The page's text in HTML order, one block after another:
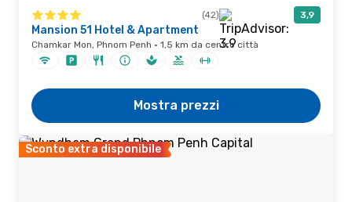
(42) 3,9
Mansion 51 Hotel & Apartment
Chamkar Mon, Phnom Penh · 1,5 km da centro città
Mostra prezzi
Sconto extra disponibile